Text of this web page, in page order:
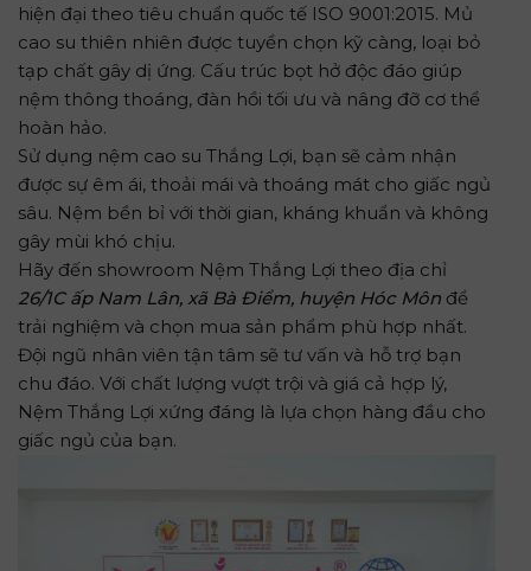
hiện đại theo tiêu chuẩn quốc tế ISO 9001:2015. Mủ
cao su thiên nhiên được tuyển chọn kỹ càng, loại bỏ
tạp chất gây dị ứng. Cấu trúc bọt hở độc đáo giúp
nệm thông thoáng, đàn hồi tối ưu và nâng đỡ cơ thể
hoàn hảo.
Sử dụng nệm cao su Thắng Lợi, bạn sẽ cảm nhận
được sự êm ái, thoải mái và thoáng mát cho giấc ngủ
sâu. Nệm bền bỉ với thời gian, kháng khuẩn và không
gây mùi khó chịu.
Hãy đến showroom Nệm Thắng Lợi theo địa chỉ
26/1C ấp Nam Lân, xã Bà Điểm, huyện Hóc Môn để
trải nghiệm và chọn mua sản phẩm phù hợp nhất.
Đội ngũ nhân viên tận tâm sẽ tư vấn và hỗ trợ bạn
chu đáo. Với chất lượng vượt trội và giá cả hợp lý,
Nệm Thắng Lợi xứng đáng là lựa chọn hàng đầu cho
giấc ngủ của bạn.